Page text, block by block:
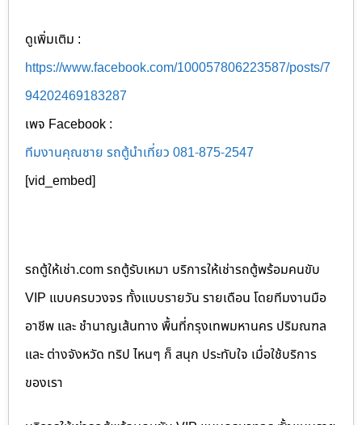
ดูเพิ่มเติม :
https://www.facebook.com/100057806223587/posts/7
94202469183287
เพจ Facebook :
ทีมงานคุณชาย รถตู้นำเที่ยว 081-875-2547
[vid_embed]
รถตู้ให้เช่า.com รถตู้รับเหมา บริการให้เช่ารถตู้พร้อมคนขับ
VIP แบบครบวงจร ทั้งแบบรายวัน รายเดือน โดยทีมงานมือ
อาชีพ และ ชำนาญเส้นทาง พื้นที่กรุงเทพมหานคร ปริมณฑล
และ ต่างจังหวัด ทริป ไหนๆ ก็ สนุก ประทับใจ เมื่อใช้บริการ
ของเรา